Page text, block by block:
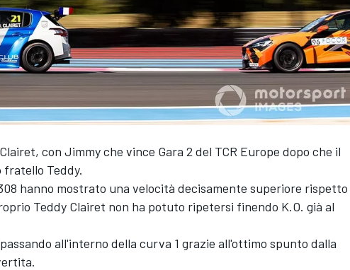
con Jimmy che vince Gara 2 del TCR Europe dopo che il
fratello Teddy.
hanno mostrato una velocità decisamente superiore rispetto
Teddy Clairet non ha potuto ripetersi finendo K.O. già al
all'interno della curva 1 grazie all'ottimo spunto dalla